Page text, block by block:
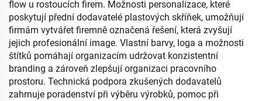
flow u rostoucích firem. Možnosti personalizace, které
poskytují přední dodavatelé plastových skříňek, umožňují
firmám vytvářet firemně označená řešení, která zvyšují
jejich profesionální image. Vlastní barvy, loga a možnosti
štítků pomáhají organizacím udržovat konzistentní
branding a zároveň zlepšují organizaci pracovního
prostoru. Technická podpora zkušených dodavatelů
zahrnuje poradenství při výběru výrobků, pomoc při